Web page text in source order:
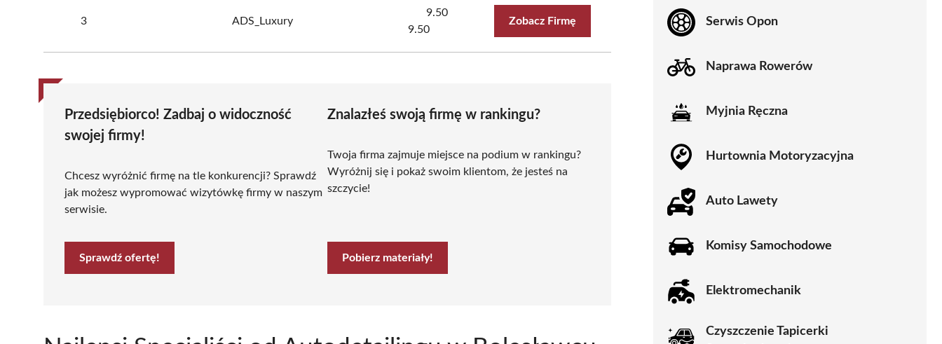
3 ADS_Luxury
9.50
9.50
Zobacz Firmę
Przedsiębiorco! Zadbaj o widoczność
swojej firmy!
Chcesz wyróżnić firmę na tle konkurencji? Sprawdź
jak możesz wypromować wizytówkę firmy w naszym
serwisie.
Sprawdź ofertę!
Znalazłeś swoją firmę w rankingu?
Twoja firma zajmuje miejsce na podium w rankingu?
Wyróżnij się i pokaż swoim klientom, że jesteś na
szczycie!
Pobierz materiały!
Serwis Opon
Naprawa Rowerów
Myjnia Ręczna
Hurtownia Motoryzacyjna
Auto Lawety
Komisy Samochodowe
Elektromechanik
Czyszczenie Tapicerki